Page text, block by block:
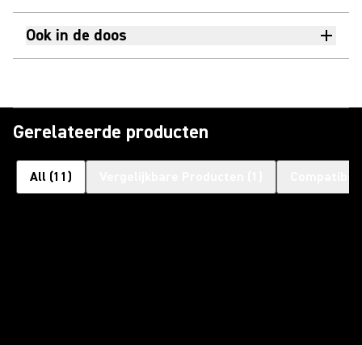
Ook in de doos
Gerelateerde producten
All (11 )